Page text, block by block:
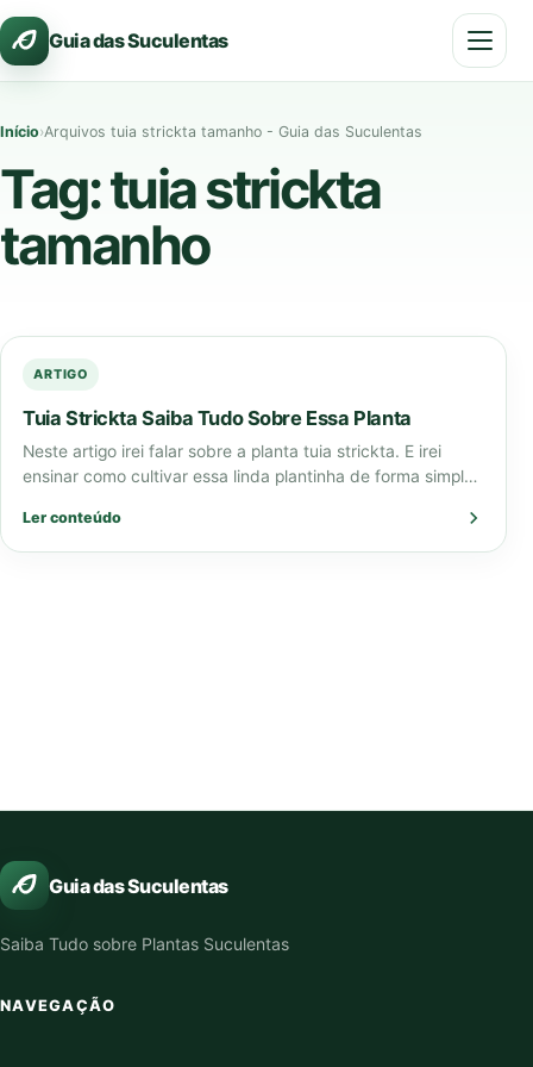
Pular
para
o
Guia das Suculentas
Início›Arquivos tuia strickta tamanho - Guia das Suculentas
Tag:tuia strickta
tamanho
ARTIGO
Tuia Strickta Saiba Tudo Sobre Essa Planta
Neste artigo irei falar sobre a planta tuia strickta. E irei
ensinar como cultivar essa linda plantinha de forma simples
Ler conteúdo
Guia das Suculentas
Saiba Tudo sobre Plantas Suculentas
NAVEGAÇÃO